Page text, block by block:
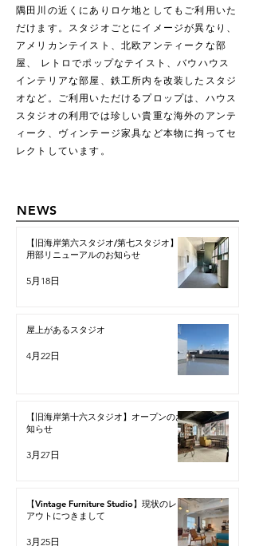
隅田川の近くにありロケ地としてもご利用いた
だけます。スタジオごとにイメージが異なり、
アメリカンテイスト、北欧アンティークな部
屋、 レトロでポップなテイスト、バウハウス
インテリアな部屋、鉄工所内を改装したスタジ
オなど。ご利用いただけるプロップは、ハウス
スタジオの利用では珍しい貴重な海外のアンテ
ィーク、ヴィンテージ家具など本物に拘ってセ
レクトしています。
NEWS
【旧海岸第六スタジオ/第七スタジオ】共
用部リニューアルのお知らせ
5月18日
屋上があるスタジオ
4月22日
【旧海岸第十六スタジオ】オープンのお
知らせ
3月27日
【Vintage Furniture Studio】現状のレイ
アウトにつきまして
3月25日